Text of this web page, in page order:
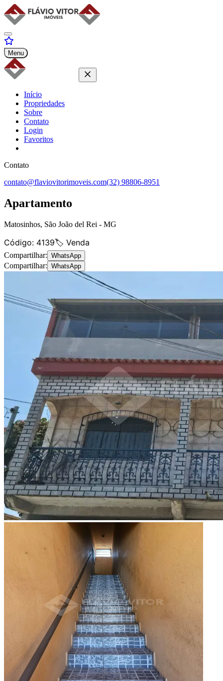
Menu
Início
Propriedades
Sobre
Contato
Login
Favoritos
Contato
contato@flaviovitorimoveis.com(32) 98806-8951
Apartamento
Matosinhos, São João del Rei - MG
Código: 4139🏷️ Venda
Compartilhar: WhatsApp
Compartilhar: WhatsApp